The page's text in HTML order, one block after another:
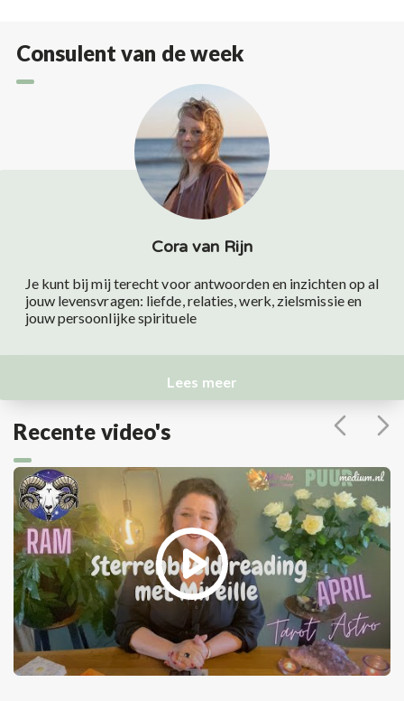
Consulent van de week
Cora van Rijn
Je kunt bij mij terecht voor antwoorden en inzichten op al
jouw levensvragen: liefde, relaties, werk, zielsmissie en
jouw persoonlijke spirituele
Lees meer
Recente video's